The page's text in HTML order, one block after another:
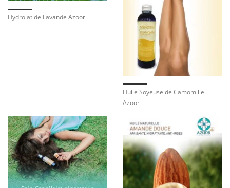
Hydrolat de Lavande Azoor
Huile Soyeuse de Camomille
Azoor